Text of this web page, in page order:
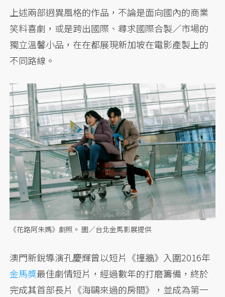
上述兩部迥異風格的作品，不論是面向國內的商業
笑料喜劇，或是跨出國際、尋求國際合製／市場的
獨立溫馨小品，在在都展現新加坡在電影產製上的
不同路線。
《花路阿朱媽》劇照。 圖／台北金馬影展提供
澳門新銳導演孔慶輝曾以短片《撞牆》入圍2016年
金馬獎最佳劇情短片，經過數年的打磨籌備，終於
完成其首部長片《海鷗來過的房間》，並成為第一